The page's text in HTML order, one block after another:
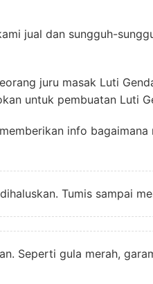
jual dan sungguh-
juru masak Luti
untuk pembuatan Luti
info bagaimana
Tumis sampai
Seperti gula merah,